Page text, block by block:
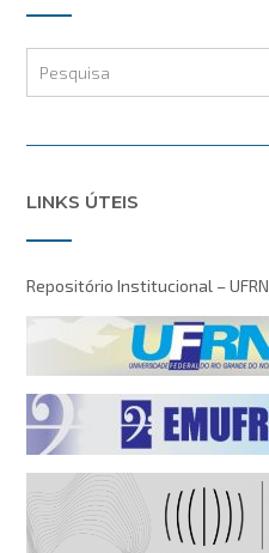
LINKS ÚTEIS
Repositório Institucional – UFRN